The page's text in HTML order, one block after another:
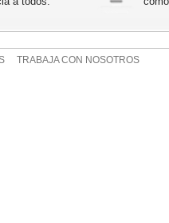
TRABAJA CON NOSOTROS